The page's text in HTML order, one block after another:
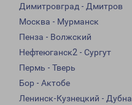
Димитровград - Дмитров
Москва - Мурманск
Пенза - Волжский
Нефтеюганск2 - Сургут
Пермь - Тверь
Бор - Актобе
Ленинск-Кузнецкий - Дубна